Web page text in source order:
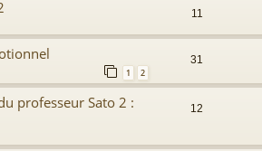
11
1 2
31
professeur Sato 2 :
12